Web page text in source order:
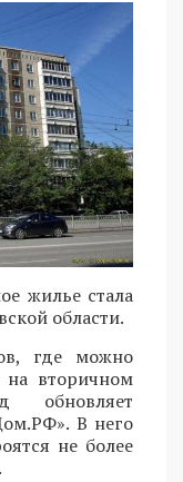
жилье стала
области.
где можно
вторичном
В него
не более